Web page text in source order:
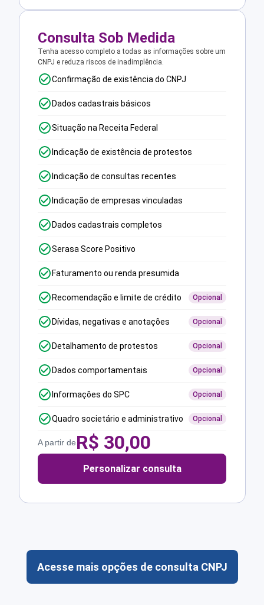
Consulta Sob Medida
Tenha acesso completo a todas as informações sobre um
CNPJ e reduza riscos de inadimplência.
Confirmação de existência do CNPJ
Dados cadastrais básicos
Situação na Receita Federal
Indicação de existência de protestos
Indicação de consultas recentes
Indicação de empresas vinculadas
Dados cadastrais completos
Serasa Score Positivo
Faturamento ou renda presumida
Recomendação e limite de crédito Opcional
Dívidas, negativas e anotações Opcional
Detalhamento de protestos Opcional
Dados comportamentais Opcional
Informações do SPC Opcional
Quadro societário e administrativo Opcional
A partir deR$ 30,00
Personalizar consulta
Acesse mais opções de consulta CNPJ